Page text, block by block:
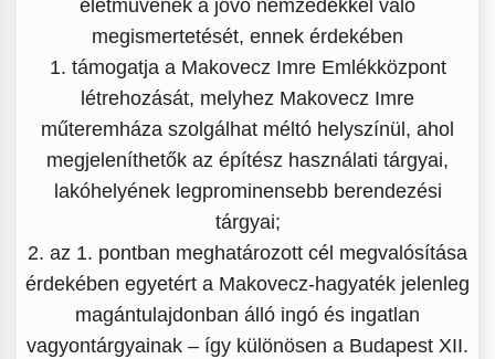
életművének a jövő nemzedékkel való
megismertetését, ennek érdekében
1. támogatja a Makovecz Imre Emlékközpont
létrehozását, melyhez Makovecz Imre
műteremháza szolgálhat méltó helyszínül, ahol
megjeleníthetők az építész használati tárgyai,
lakóhelyének legprominensebb berendezési
tárgyai;
2. az 1. pontban meghatározott cél megvalósítása
érdekében egyetért a Makovecz-hagyaték jelenleg
magántulajdonban álló ingó és ingatlan
vagyontárgyainak – így különösen a Budapest XII.